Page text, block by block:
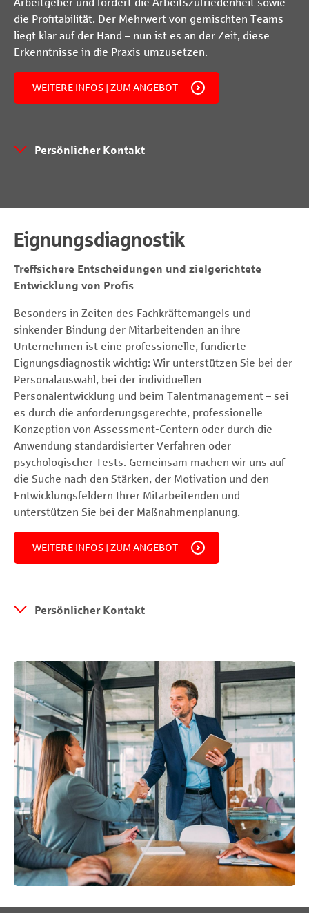
die Profitabilität. Der Mehrwert von gemischten Teams
liegt klar auf der Hand – nun ist es an der Zeit, diese
Erkenntnisse in die Praxis umzusetzen.
WEITERE INFOS | ZUM ANGEBOT
Persönlicher Kontakt
Eignungsdiagnostik
Treffsichere Entscheidungen und zielgerichtete
Entwicklung von Profis
Besonders in Zeiten des Fachkräftemangels und
sinkender Bindung der Mitarbeitenden an ihre
Unternehmen ist eine professionelle, fundierte
Eignungsdiagnostik wichtig: Wir unterstützen Sie bei der
Personalauswahl, bei der individuellen
Personalentwicklung und beim Talentmanagement – sei
es durch die anforderungsgerechte, professionelle
Konzeption von Assessment-Centern oder durch die
Anwendung standardisierter Verfahren oder
psychologischer Tests. Gemeinsam machen wir uns auf
die Suche nach den Stärken, der Motivation und den
Entwicklungsfeldern Ihrer Mitarbeitenden und
unterstützen Sie bei der Maßnahmenplanung.
WEITERE INFOS | ZUM ANGEBOT
Persönlicher Kontakt